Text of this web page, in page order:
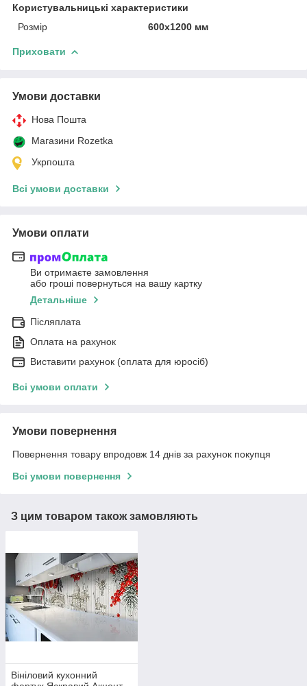
Користувальницькі характеристики
Розмір
600х1200 мм
Приховати
Умови доставки
Нова Пошта
Магазини Rozetka
Укрпошта
Всі умови доставки
Умови оплати
Ви отримаєте замовлення
або гроші повернуться на вашу картку
Детальніше
Післяплата
Оплата на рахунок
Виставити рахунок (оплата для юросіб)
Всі умови оплати
Умови повернення
Повернення товару впродовж 14 днів за рахунок покупця
Всі умови повернення
З цим товаром також замовляють
Вініловий кухонний